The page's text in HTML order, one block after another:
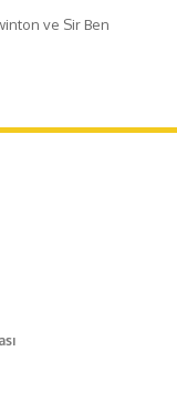
ve Sir Ben
A Kadıköy İstanbul